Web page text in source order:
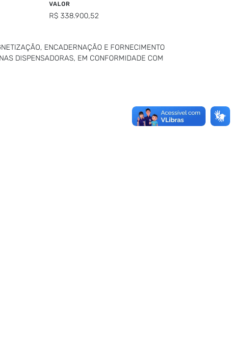
VALOR
R$ 338.900,52
ENCADERNAÇÃO E FORNECIMENTO
DISPENSADORAS, EM CONFORMIDADE COM